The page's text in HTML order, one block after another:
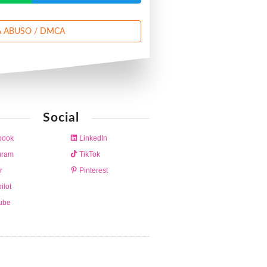
ABUSO / DMCA
Social
LinkedIn
TikTok
Pinterest